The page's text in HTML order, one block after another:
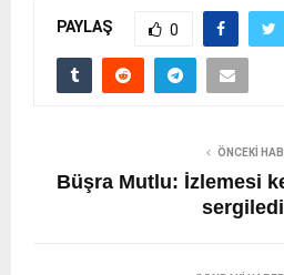
PAYLAŞ 0
ÖNCEKI
Büşra Mutlu: İzlemesi